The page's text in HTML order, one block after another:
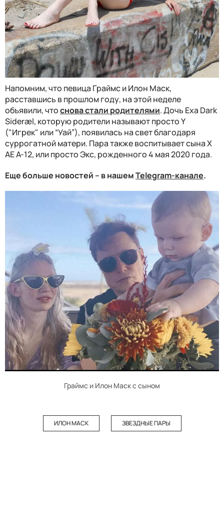
Напомним, что певица Граймс и Илон Маск,
расставшись в прошлом году, на этой неделе
объявили, чтоснова стали родителями. Дочь Exa Dark
Sideræl, которую родители называют просто Y
("Игрек" или “Уай”), появилась на свет благодаря
суррогатной матери. Пара также воспитывает сына X
AE A-12, или просто Экс, рожденного 4 мая 2020 года.
Еще больше новостей – в нашемTelegram-канале.
Граймс и Илон Маск с сыном
ИЛОН МАСК ЗВЕЗДНЫЕ ПАРЫ